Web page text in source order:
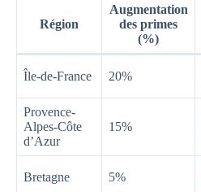
Région
Augmentation
des primes
(%)
Île-de-France 20%
Provence-
Alpes-Côte
d’Azur
15%
Bretagne 5%